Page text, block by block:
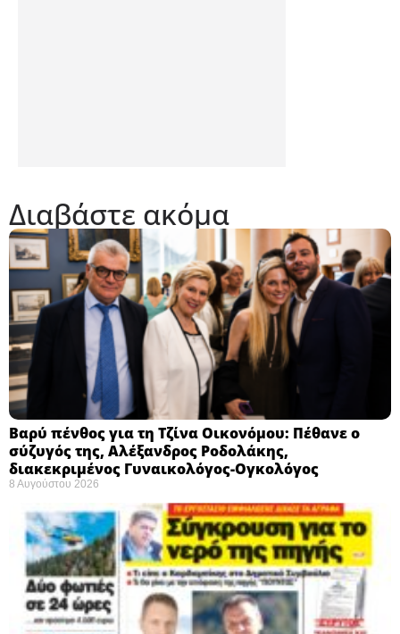
Διαβάστε ακόμα
Βαρύ πένθος για τη Τζίνα Οικονόμου: Πέθανε ο
σύζυγός της, Αλέξανδρος Ροδολάκης,
διακεκριμένος Γυναικολόγος-Ογκολόγος
8 Αυγούστου 2026